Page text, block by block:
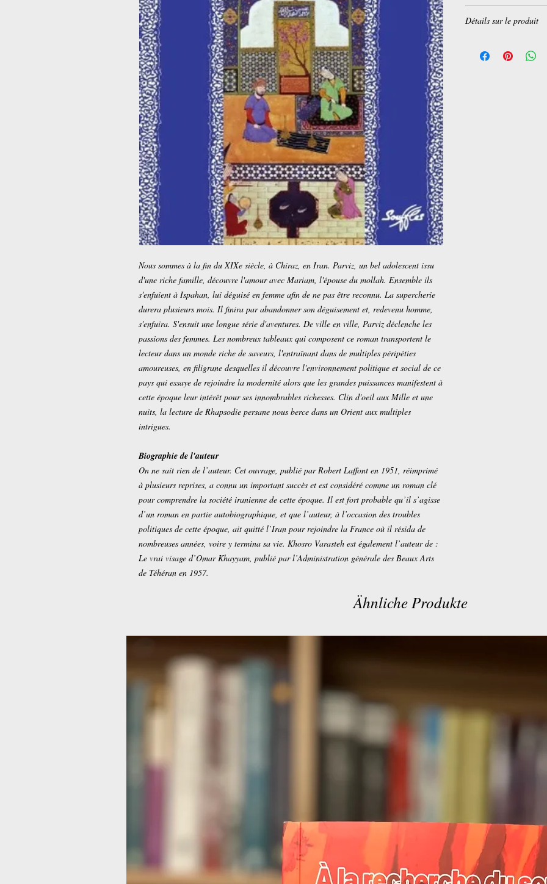
Nous sommes à la fin du XIXe siècle, à Chiraz, en Iran. Parviz, un bel adolescent issu
d'une riche famille, découvre l'amour avec Mariam, l'épouse du mollah. Ensemble ils
s'enfuient à Ispahan, lui déguisé en femme afin de ne pas être reconnu. La supercherie
durera plusieurs mois. Il finira par abandonner son déguisement et, redevenu homme,
s'enfuira. S'ensuit une longue série d'aventures. De ville en ville, Parviz déclenche les
passions des femmes. Les nombreux tableaux qui composent ce roman transportent le
lecteur dans un monde riche de saveurs, l'entraînant dans de multiples péripéties
amoureuses, en filigrane desquelles il découvre l'environnement politique et social de ce
pays qui essaye de rejoindre la modernité alors que les grandes puissances manifestent à
cette époque leur intérêt pour ses innombrables richesses. Clin d'oeil aux Mille et une
nuits, la lecture de Rhapsodie persane nous berce dans un Orient aux multiples
intrigues.
Biographie de l'auteur
On ne sait rien de l’auteur. Cet ouvrage, publié par Robert Laffont en 1951, réimprimé
à plusieurs reprises, a connu un important succès et est considéré comme un roman clé
pour comprendre la société iranienne de cette époque. Il est fort probable qu’il s’agisse
d’un roman en partie autobiographique, et que l’auteur, à l’occasion des troubles
politiques de cette époque, ait quitté l’Iran pour rejoindre la France où il résida de
nombreuses années, voire y termina sa vie. Khosro Varasteh est également l’auteur de :
Le vrai visage d’Omar Khayyam, publié par l’Administration générale des Beaux Arts
de Téhéran en 1957.
Détails sur le produit
Editeur : Souffles (3
Ähnliche Produkte